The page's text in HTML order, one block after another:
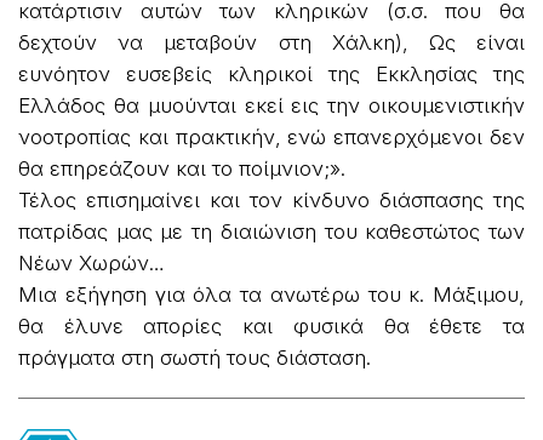
κατάρτισιν αυτών των κληρικών (σ.σ. που θα
δεχτούν να μεταβούν στη Χάλκη), Ως είναι
ευνόητον ευσεβείς κληρικοί της Εκκλησίας της
Ελλάδος θα μυούνται εκεί εις την οικουμενιστικήν
νοοτροπίας και πρακτικήν, ενώ επανερχόμενοι δεν
θα επηρεάζουν και το ποίμνιον;».
Τέλος επισημαίνει και τον κίνδυνο διάσπασης της
πατρίδας μας με τη διαιώνιση του καθεστώτος των
Νέων Χωρών…
Μια εξήγηση για όλα τα ανωτέρω του κ. Μάξιμου,
θα έλυνε απορίες και φυσικά θα έθετε τα
πράγματα στη σωστή τους διάσταση.